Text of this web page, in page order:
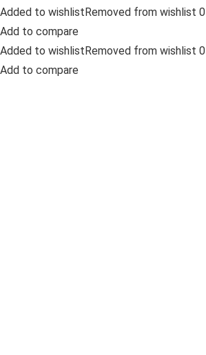
Added to wishlistRemoved from wishlist 0
Add to compare
Added to wishlistRemoved from wishlist 0
Add to compare